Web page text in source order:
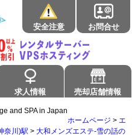
安全注意 お問合せ
求人情報 売却店舗情報
and SPA in Japan
ホームページ > エ
奈川)駅 > 大和メンズエステ-雪の話の